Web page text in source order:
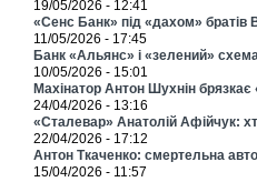
19/05/2026 - 12:41
«Сенс Банк» під «дахом» братів
11/05/2026 - 17:45
Банк «Альянс» і «зелений»
10/05/2026 - 15:01
Махінатор Антон Шухнін
24/04/2026 - 13:16
«Сталевар» Анатолій Афійчук:
22/04/2026 - 17:12
Антон Ткаченко: смертельна
15/04/2026 - 11:57